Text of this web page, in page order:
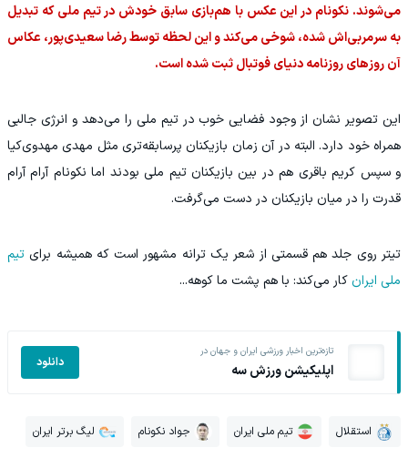
می‌شوند. نکونام در این عکس با هم‌بازی سابق خودش در تیم ملی که تبدیل
به سرمربی‌اش شده، شوخی می‌کند و این لحظه توسط رضا سعیدی‌پور، عکاس
آن روزهای روزنامه دنیای فوتبال ثبت شده است.
این تصویر نشان از وجود فضایی خوب در تیم ملی را می‌دهد و انرژی جالبی
همراه خود دارد. البته در آن زمان بازیکنان پرسابقه‌تری مثل مهدی مهدوی‌کیا
و سپس کریم باقری هم در بین بازیکنان تیم ملی بودند اما نکونام آرام آرام
قدرت را در میان بازیکنان در دست می‌گرفت.
تیتر روی جلد هم قسمتی از شعر یک ترانه مشهور است که همیشه برای تیم
ملی ایرانکار می‌کند: با هم پشت ما کوهه...
تازه‌ترین اخبار ورزشی ایران و جهان در
اپلیکیشن ورزش سه دانلود
استقلال تیم ملی ایران جواد نکونام لیگ برتر ایران